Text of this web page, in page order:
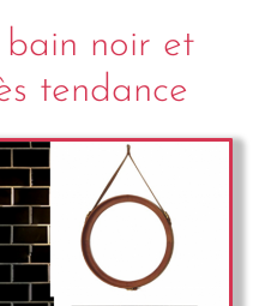
bain noir et
tendance